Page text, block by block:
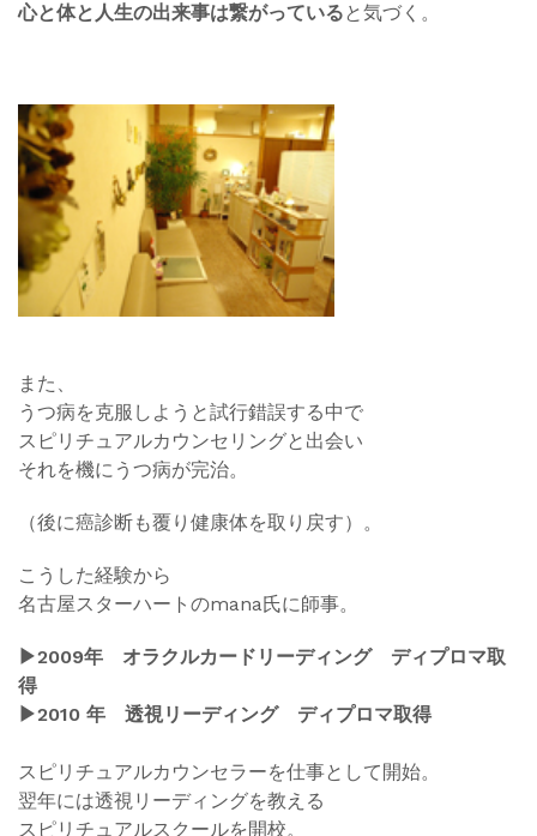
心と体と人生の出来事は繋がっていると気づく。
また、
うつ病を克服しようと試行錯誤する中で
スピリチュアルカウンセリングと出会い
それを機にうつ病が完治。
（後に癌診断も覆り健康体を取り戻す）。
こうした経験から
名古屋スターハートのmana氏に師事。
▶︎2009年 オラクルカードリーディング ディプロマ取
得
▶︎2010 年 透視リーディング ディプロマ取得
スピリチュアルカウンセラーを仕事として開始。
翌年には透視リーディングを教える
スピリチュアルスクールを開校。